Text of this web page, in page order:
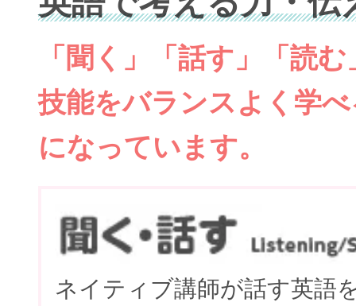
「聞く」「話す」「読
技能をバランスよく学
になっています。
ネイティブ講師が話す英語